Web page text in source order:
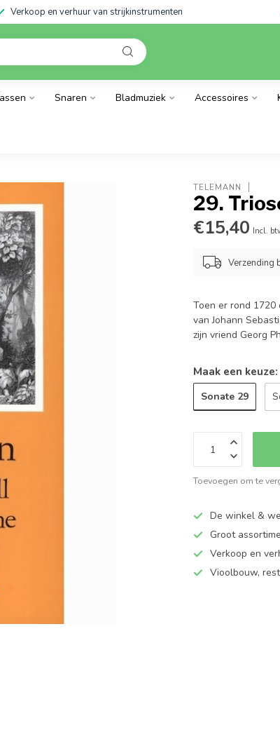
Verkoop en verhuur van strijkinstrumenten
Snaren Bladmuziek Accessoires
TELEMANN
29.
€15,40 Incl.
Verzending
Toen er rond
van Johann
zijn vriend Georg
Maak een keuze:
Sonate 29
Toevoegen om te
De winkel &
Groot
Verkoop en
Vioolbouw,